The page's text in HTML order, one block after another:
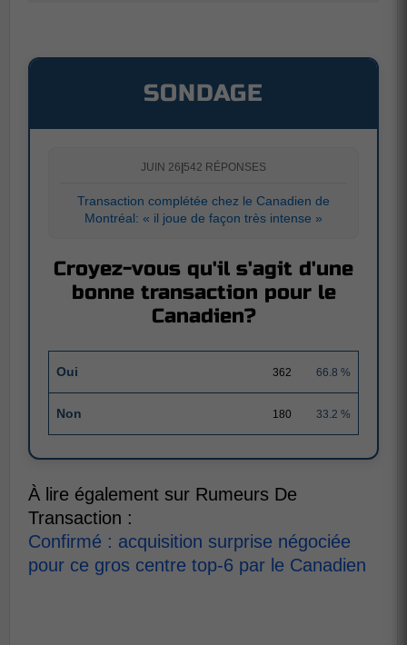
SONDAGE
JUIN 26 542 RÉPONSES
Transaction complétée chez le Canadien de
Montréal: « il joue de façon très intense »
Croyez-vous qu'il s'agit d'une
bonne transaction pour le
Canadien?
Oui 362 66.8 %
Non 180 33.2 %
À lire également sur Rumeurs De
Transaction :
Confirmé : acquisition surprise négociée
pour ce gros centre top-6 par le Canadien